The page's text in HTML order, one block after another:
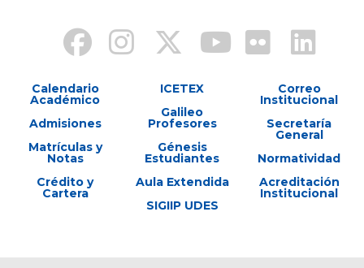
Calendario
Académico
Admisiones
Matrículas y
Notas
Crédito y
Cartera
ICETEX
Galileo
Profesores
Génesis
Estudiantes
Aula Extendida
SIGIIP UDES
Correo
Institucional
Secretaría
General
Normatividad
Acreditación
Institucional